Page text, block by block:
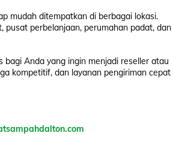
mudah ditempatkan di berbagai lokasi.
pusat perbelanjaan, perumahan padat, dan
Anda yang ingin menjadi reseller atau
kompetitif, dan layanan pengiriman cepat